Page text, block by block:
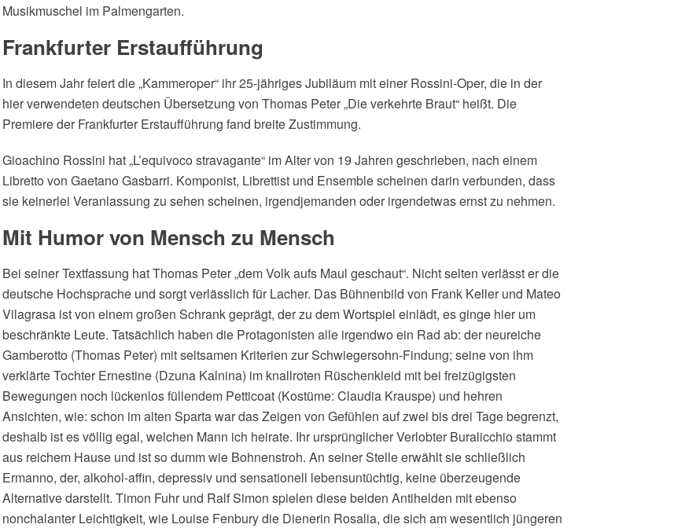
Musikmuschel im Palmengarten.
Frankfurter Erstaufführung
In diesem Jahr feiert die „Kammeroper“ ihr 25-jähriges Jubiläum mit einer Rossini-Oper, die in der
hier verwendeten deutschen Übersetzung von Thomas Peter „Die verkehrte Braut“ heißt. Die
Premiere der Frankfurter Erstaufführung fand breite Zustimmung.
Gioachino Rossini hat „L’equivoco stravagante“ im Alter von 19 Jahren geschrieben, nach einem
Libretto von Gaetano Gasbarri. Komponist, Librettist und Ensemble scheinen darin verbunden, dass
sie keinerlei Veranlassung zu sehen scheinen, irgendjemanden oder irgendetwas ernst zu nehmen.
Mit Humor von Mensch zu Mensch
Bei seiner Textfassung hat Thomas Peter „dem Volk aufs Maul geschaut“. Nicht selten verlässt er die
deutsche Hochsprache und sorgt verlässlich für Lacher. Das Bühnenbild von Frank Keller und Mateo
Vilagrasa ist von einem großen Schrank geprägt, der zu dem Wortspiel einlädt, es ginge hier um
beschränkte Leute. Tatsächlich haben die Protagonisten alle irgendwo ein Rad ab: der neureiche
Gamberotto (Thomas Peter) mit seltsamen Kriterien zur Schwiegersohn-Findung; seine von ihm
verklärte Tochter Ernestine (Dzuna Kalnina) im knallroten Rüschenkleid mit bei freizügigsten
Bewegungen noch lückenlos füllendem Petticoat (Kostüme: Claudia Krauspe) und hehren
Ansichten, wie: schon im alten Sparta war das Zeigen von Gefühlen auf zwei bis drei Tage begrenzt,
deshalb ist es völlig egal, welchen Mann ich heirate. Ihr ursprünglicher Verlobter Buralicchio stammt
aus reichem Hause und ist so dumm wie Bohnenstroh. An seiner Stelle erwählt sie schließlich
Ermanno, der, alkohol-affin, depressiv und sensationell lebensuntüchtig, keine überzeugende
Alternative darstellt. Timon Fuhr und Ralf Simon spielen diese beiden Antihelden mit ebenso
nonchalanter Leichtigkeit, wie Louise Fenbury die Dienerin Rosalia, die sich am wesentlich jüngeren